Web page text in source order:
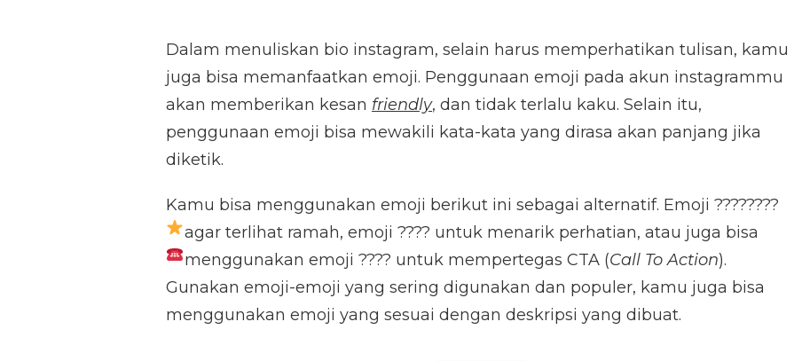
Dalam menuliskan bio instagram, selain harus memperhatikan tulisan, kamu
juga bisa memanfaatkan emoji. Penggunaan emoji pada akun instagrammu
akan memberikan kesan friendly, dan tidak terlalu kaku. Selain itu,
penggunaan emoji bisa mewakili kata-kata yang dirasa akan panjang jika
diketik.
Kamu bisa menggunakan emoji berikut ini sebagai alternatif. Emoji ????????
agar terlihat ramah, emoji ???? untuk menarik perhatian, atau juga bisa
menggunakan emoji ???? untuk mempertegas CTA (Call To Action).
Gunakan emoji-emoji yang sering digunakan dan populer, kamu juga bisa
menggunakan emoji yang sesuai dengan deskripsi yang dibuat.